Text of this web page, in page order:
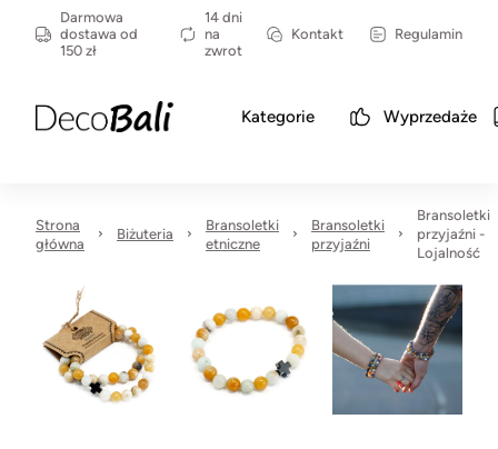
Darmowa
dostawa od
150 zł
14 dni
na
zwrot
Kontakt Regulamin
Kategorie Wyprzedaże
Strona
główna
Biżuteria
Bransoletki
etniczne
Bransoletki
przyjaźni
Bransoletki
przyjaźni -
Lojalność